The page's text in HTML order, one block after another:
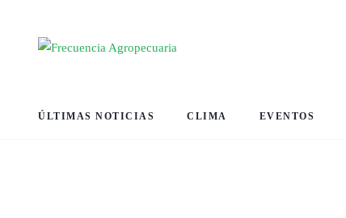
ÚLTIMAS NOTICIAS CLIMA EVENTOS